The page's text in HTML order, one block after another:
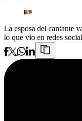
La esposa del cantante
lo que vio en redes